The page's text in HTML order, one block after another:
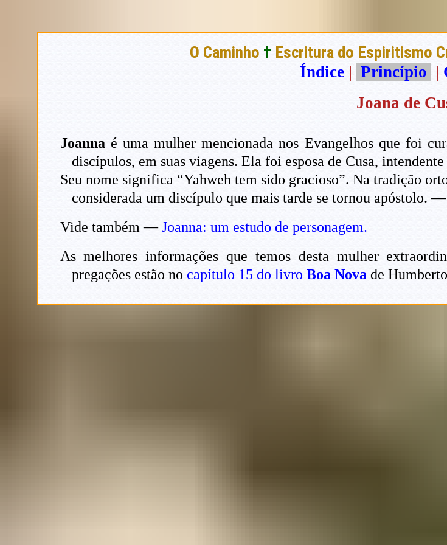
O Caminho † Escritura do Espiritismo
Índice | Princípio |
Joana de
Joanna é uma mulher mencionada nos Evangelhos que foi
discípulos, em suas viagens. Ela foi esposa de Cusa, intendente
Seu nome significa “Yahweh tem sido gracioso”. Na tradição
considerada um discípulo que mais tarde se tornou apóstolo.
Vide também —Joanna: um estudo de personagem.
As melhores informações que temos desta mulher
pregações estão no capítulo 15 do livro Boa Nova de